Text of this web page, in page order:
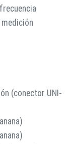
(conector UNI-